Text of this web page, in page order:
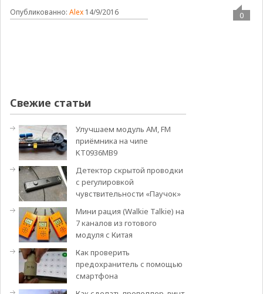
Опубликованно: Alex 14/9/2016 0
Свежие статьи
Улучшаем модуль АМ, FM
приёмника на чипе
KT0936MB9
Детектор скрытой проводки
с регулировкой
чувствительности «Паучок»
Мини рация (Walkie Talkie) на
7 каналов из готового
модуля с Китая
Как проверить
предохранитель с помощью
смартфона